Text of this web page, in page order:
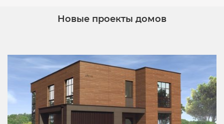
Новые проекты домов